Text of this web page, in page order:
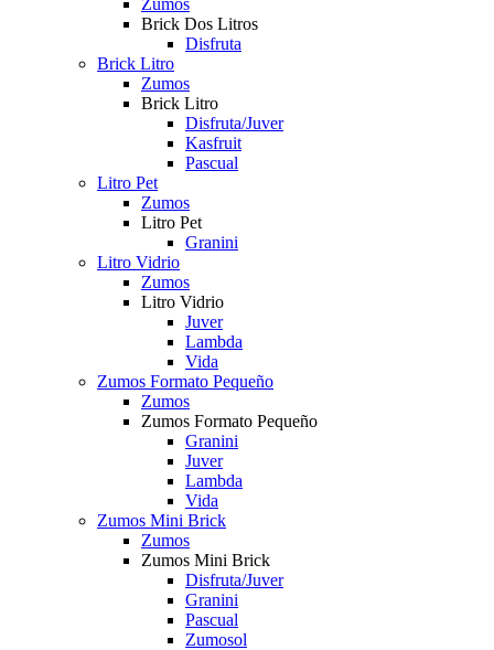
Zumos
Brick Dos Litros
Disfruta
Brick Litro
Zumos
Brick Litro
Disfruta/Juver
Kasfruit
Pascual
Litro Pet
Zumos
Litro Pet
Granini
Litro Vidrio
Zumos
Litro Vidrio
Juver
Lambda
Vida
Zumos Formato Pequeño
Zumos
Zumos Formato Pequeño
Granini
Juver
Lambda
Vida
Zumos Mini Brick
Zumos
Zumos Mini Brick
Disfruta/Juver
Granini
Pascual
Zumosol